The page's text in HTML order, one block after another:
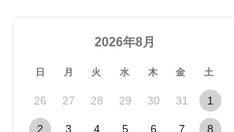
2026年8月
日 月 火 水 木 金 土
26 27 28 29 30 31 1
2 3 4 5 6 7 8